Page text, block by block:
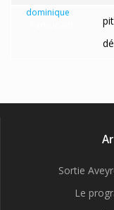
dominique
Sortie
Le